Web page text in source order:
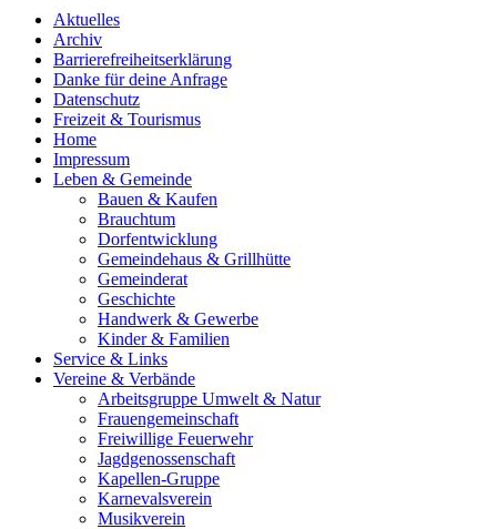
Aktuelles
Archiv
Barrierefreiheitserklärung
Danke für deine Anfrage
Datenschutz
Freizeit & Tourismus
Home
Impressum
Leben & Gemeinde
Bauen & Kaufen
Brauchtum
Dorfentwicklung
Gemeindehaus & Grillhütte
Gemeinderat
Geschichte
Handwerk & Gewerbe
Kinder & Familien
Service & Links
Vereine & Verbände
Arbeitsgruppe Umwelt & Natur
Frauengemeinschaft
Freiwillige Feuerwehr
Jagdgenossenschaft
Kapellen-Gruppe
Karnevalsverein
Musikverein